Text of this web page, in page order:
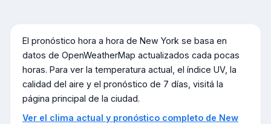
El pronóstico hora a hora de New York se basa en
datos de OpenWeatherMap actualizados cada pocas
horas. Para ver la temperatura actual, el índice UV, la
calidad del aire y el pronóstico de 7 días, visitá la
página principal de la ciudad.
Ver el clima actual y pronóstico completo de New